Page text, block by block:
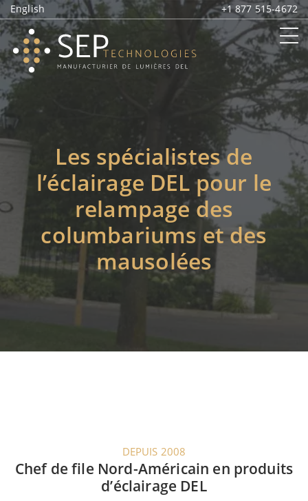
English +1 877 515-4672
Les spécialistes de
l’éclairage DEL pour le
relampage des
columbariums et des
mausolées
DEPUIS 2008
Chef de file Nord-Américain en produits
d’éclairage DEL